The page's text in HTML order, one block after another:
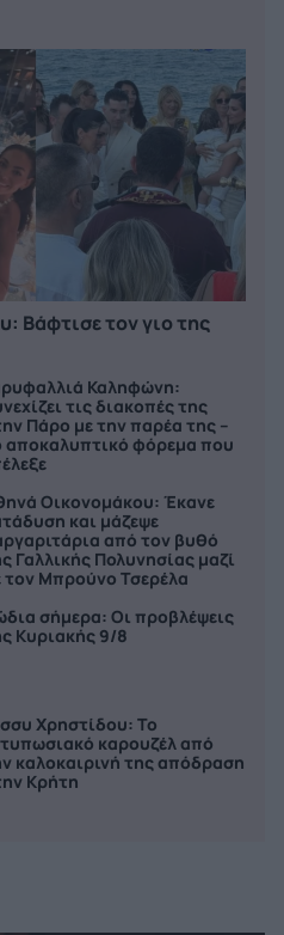
Bάφτισε τον γιο της
Καληφώνη:
τις διακοπές της
Πάρο με την παρέα της –
αποκαλυπτικό φόρεμα που
Οικονομάκου: Έκανε
και μάζεψε
από τον βυθό
Γαλλικής Πολυνησίας μαζί
τον Μπρούνο Τσερέλα
σήμερα: Οι προβλέψεις
Κυριακής 9/8
Χρηστίδου: Το
καρουζέλ από
καλοκαιρινή της απόδραση
Κρήτη